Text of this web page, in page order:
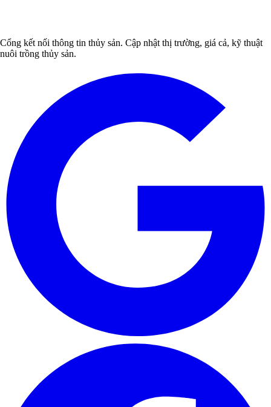
Cổng kết nối thông tin thủy sản. Cập nhật thị trường, giá cả, kỹ thuật
nuôi trồng thủy sản.